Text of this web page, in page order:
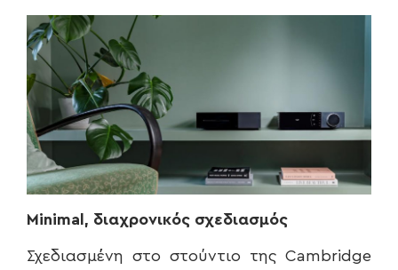
Minimal , διαχρονικός σχεδιασμός
Σχεδιασμένη στο στούντιο της Cambridge